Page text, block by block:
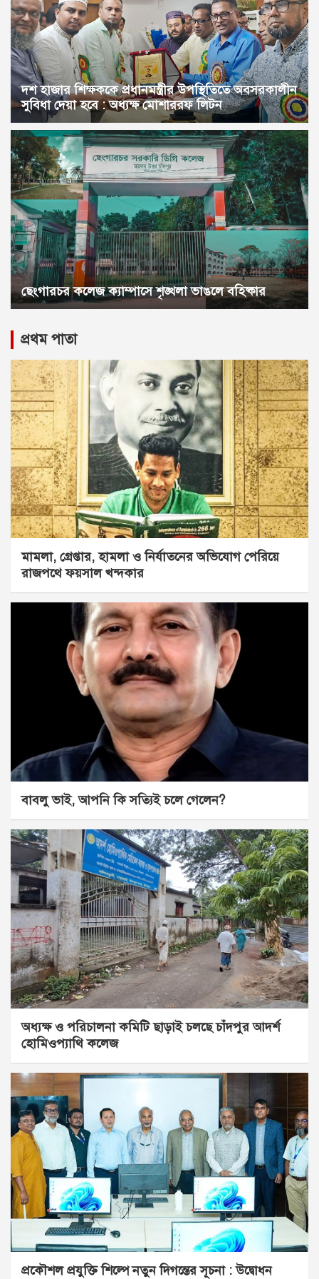
দশ হাজার শিক্ষককে প্রধানমন্ত্রীর উপস্থিতিতে অবসরকালীন
সুবিধা দেয়া হবে : অধ্যক্ষ মোশাররফ লিটন
ছেংগারচর কলেজ ক্যাম্পাসে শৃঙ্খলা ভাঙলে বহিষ্কার
প্রথম পাতা
মামলা, গ্রেপ্তার, হামলা ও নির্যাতনের অভিযোগ পেরিয়ে
রাজপথে ফয়সাল খন্দকার
বাবলু ভাই, আপনি কি সত্যিই চলে গেলেন?
অধ্যক্ষ ও পরিচালনা কমিটি ছাড়াই চলছে চাঁদপুর আদর্শ
হোমিওপ্যাথি কলেজ
প্রকৌশল প্রযুক্তি শিল্পে নতুন দিগন্তের সূচনা : উদ্বোধন